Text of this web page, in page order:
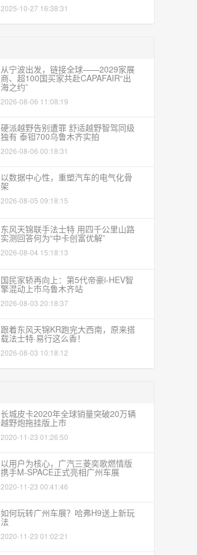
2025-10-27 16:38:31
从宁波出发，链接全球——2029家展
商、超100国买家共赴CAPAFAIR“出
海之约”
2026-08-06 11:08:19
硬派越野告别遭罪 舒适越野智驾同级
独有 泰钽700乌鲁木齐实拍
2026-08-06 00:18:31
以数据中心性，重塑汽车的电气化骨
架
2026-08-05 09:18:15
东风天锦联手法士特 用四千公里山路
实测回答何为“中卡创富优解”
2026-08-04 15:18:13
国民家轿再向上：第5代帝豪i-HEV智
擎混动上市乌鲁木齐站
2026-08-03 20:18:37
跟着东风天锦KR跑完大西南，原来搭
载法士特·易行这么香！
2026-08-03 10:18:12
长城皮卡2020年全球销量突破20万辆
越野炮拖挂版上市
2020-11-23 01:26:50
以用户为核心，广汽三菱奕歌燃情版
携手M-SPACE正式亮相广州车展
2020-11-23 00:41:46
如何玩转广州车展？哈弗H9送上新玩
法
2020-11-23 01:02:21